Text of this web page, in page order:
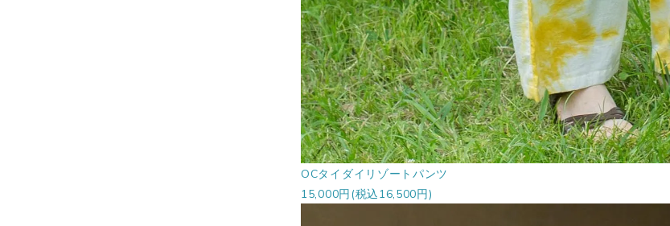
OCタイダイリゾートパンツ
15,000円(税込16,500円)